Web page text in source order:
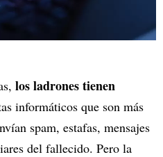
los ladrones tienen
informáticos que son más
spam, estafas, mensajes
del fallecido. Pero la